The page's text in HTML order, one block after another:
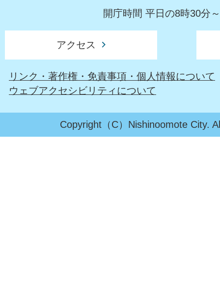
開庁時間 平日の8時30分
アクセス
リンク・著作権・免責事項・個人情報について
ウェブアクセシビリティについて
Copyright（C）Nishinoomote City.